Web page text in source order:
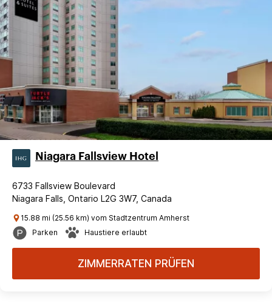
Niagara Fallsview Hotel
6733 Fallsview Boulevard
Niagara Falls, Ontario L2G 3W7, Canada
15.88 mi (25.56 km) vom Stadtzentrum Amherst
Parken
Haustiere erlaubt
ZIMMERRATEN PRÜFEN